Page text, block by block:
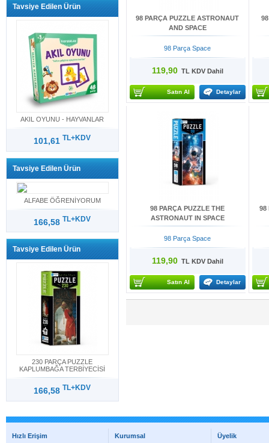
Tavsiye Edilen Ürün
AKIL OYUNU - HAYVANLAR
101,61 TL+KDV
Tavsiye Edilen Ürün
ALFABE ÖĞRENİYORUM
166,58 TL+KDV
Tavsiye Edilen Ürün
230 PARÇA PUZZLE
KAPLUMBAĞA TERBİYECİSİ
166,58 TL+KDV
98 PARÇA PUZZLE ASTRONAUT
AND SPACE
98 Parça Space
119,90 TL KDV Dahil
Satın Al Detaylar
98 PARÇA PUZZLE THE
ASTRONAUT IN SPACE
98 Parça Space
119,90 TL KDV Dahil
Satın Al Detaylar
98
Hızlı Erişim
Kurumsal
Üyelik